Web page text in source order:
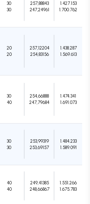
30
30
257,88843
247,24961
1.427.153
1.700.762
20
20
257,12204
254,83156
1.438.287
1.569.613
30
40
254,66888
247,79684
1.474.341
1.691.073
30
30
253,99319
253,69157
1.484.233
1.589.091
40
40
249,41385
248,66867
1.551.266
1.675.783